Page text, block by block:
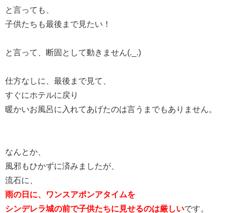
と言っても、
子供たちも最後まで見たい！
と言って、断固として動きません(._.)
仕方なしに、最後まで見て、
すぐにホテルに戻り
暖かいお風呂に入れてあげたのは言うまでもありません。
なんとか、
風邪もひかずに済みましたが、
流石に、
雨の日に、ワンスアポンアタイムを
シンデレラ城の前で子供たちに見せるのは厳しいです。